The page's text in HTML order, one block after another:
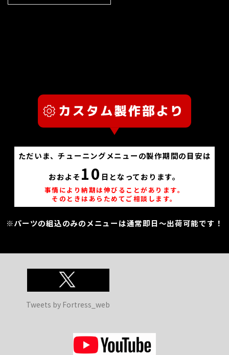
ただいま、チューニングメニューの製作期間の目安は
おおよそ 10 日となっております。
事情により納期は伸びることがあります。
そのときはあらためてご相談します。
※パーツの組込のみのメニューは通常即日～出荷可能です！
Tweets by Fortress_web